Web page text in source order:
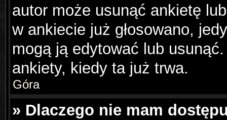
autor może usunąć ankietę
w ankiecie już głosowano,
mogą ją edytować lub
ankiety, kiedy ta już trwa.
Góra
» Dlaczego nie mam